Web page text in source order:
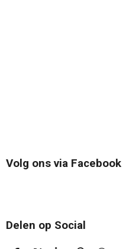
Volg ons via Facebook
Delen op Social